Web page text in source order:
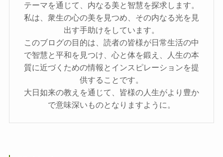
テーマを通じて、内なる美と智慧を探求します。
私は、衆生の心の美を見つめ、その内なる光を見
出す手助けをしています。
このブログの目的は、読者の皆様が日常生活の中
で智慧と平和を見つけ、心と体を鍛え、人生の本
質に近づくための情報とインスピレーションを提
供することです。
大日如来の教えを通じて、皆様の人生がより豊か
で意味深いものとなりますように。